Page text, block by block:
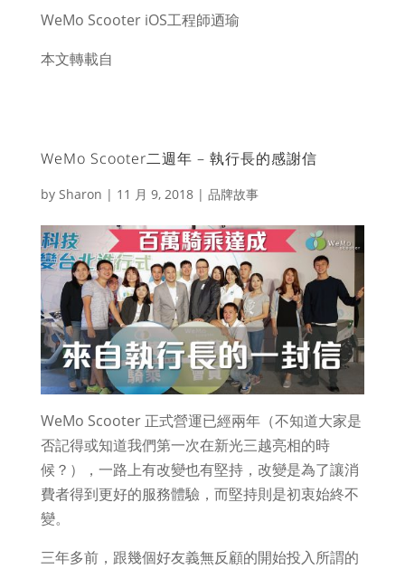
WeMo Scooter iOS工程師迺瑜
本文轉載自
WeMo Scooter二週年 – 執行長的感謝信
by Sharon | 11 月 9, 2018| 品牌故事
WeMo Scooter 正式營運已經兩年（不知道大家是
否記得或知道我們第一次在新光三越亮相的時
候？），一路上有改變也有堅持，改變是為了讓消
費者得到更好的服務體驗，而堅持則是初衷始終不
變。
三年多前，跟幾個好友義無反顧的開始投入所謂的